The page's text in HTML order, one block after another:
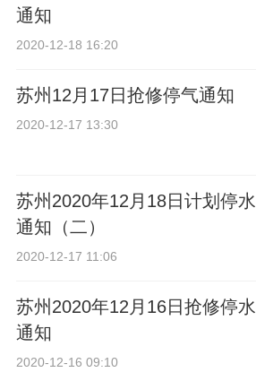
通知
2020-12-18 16:20
苏州12月17日抢修停气通知
2020-12-17 13:30
苏州2020年12月18日计划停水
通知（二）
2020-12-17 11:06
苏州2020年12月16日抢修停水
通知
2020-12-16 09:10